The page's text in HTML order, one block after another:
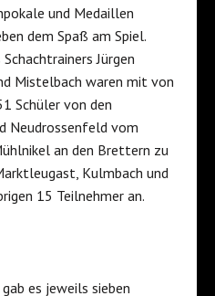
und Medaillen
dem Spaß am Spiel.
Jürgen
Mistelbach waren mit von
Schüler von den
Neudrossenfeld vom
an den Brettern zu
Kulmbach und
15 Teilnehmer an.
es jeweils sieben